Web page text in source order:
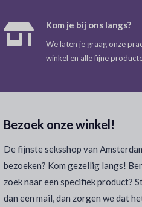
Kom je bij ons langs?
We laten je graag onze
winkel en alle fijne
Bezoek onze winkel!
De fijnste seksshop van
bezoeken? Kom gezellig langs!
zoek naar een specifiek product?
dan een mail, dan zorgen we dat